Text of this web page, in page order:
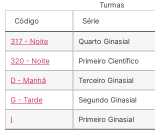
Turmas
Código
Série
317 - Noite Quarto Ginasial
320 - Noite Primeiro Científico
D - Manhã Terceiro Ginasial
G - Tarde Segundo Ginasial
I Primeiro Ginasial